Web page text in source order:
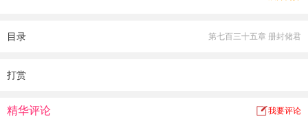
容易的事，道侣之间若是对方比她高一个或或两个等级，孕育孩子是一件很困难
如今这般倒是挺好，不用再为宗门劳心劳力，可以带着儿子潇洒度日，岂不快
想法不错，但很多时候会事与愿违，生活中总有一些意想不到的事情发生，看他
目录 第七百三十五章 册封储君
打赏
精华评论
我要评论